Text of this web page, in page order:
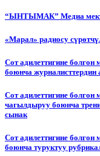
“ЫНТЫМАК” Медиа
«Марал» радиосу
Сот адилеттигине
боюнча
Сот адилеттигине
чагылдыруу боюнча
сынак
Сот адилеттигине
боюнча туруктуу